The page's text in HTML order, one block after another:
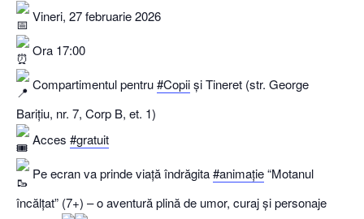
Vineri, 27 februarie 2026
Ora 17:00
Compartimentul pentru#Copiiși Tineret (str. George
Barițiu, nr. 7, Corp B, et. 1)
Acces #gratuit
Pe ecran va prinde viață îndrăgita#animație“Motanul
încălțat” (7+) – o aventură plină de umor, curaj și personaje